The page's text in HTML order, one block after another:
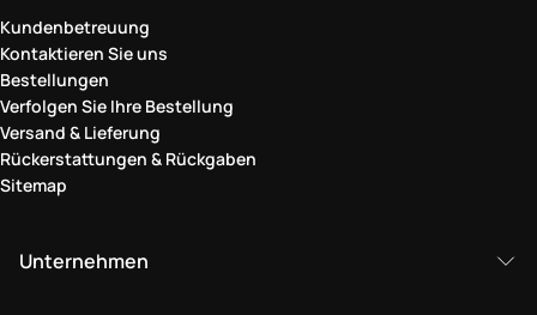
Kundenbetreuung
Kontaktieren Sie uns
Bestellungen
Verfolgen Sie Ihre Bestellung
Versand & Lieferung
Rückerstattungen & Rückgaben
Sitemap
Unternehmen